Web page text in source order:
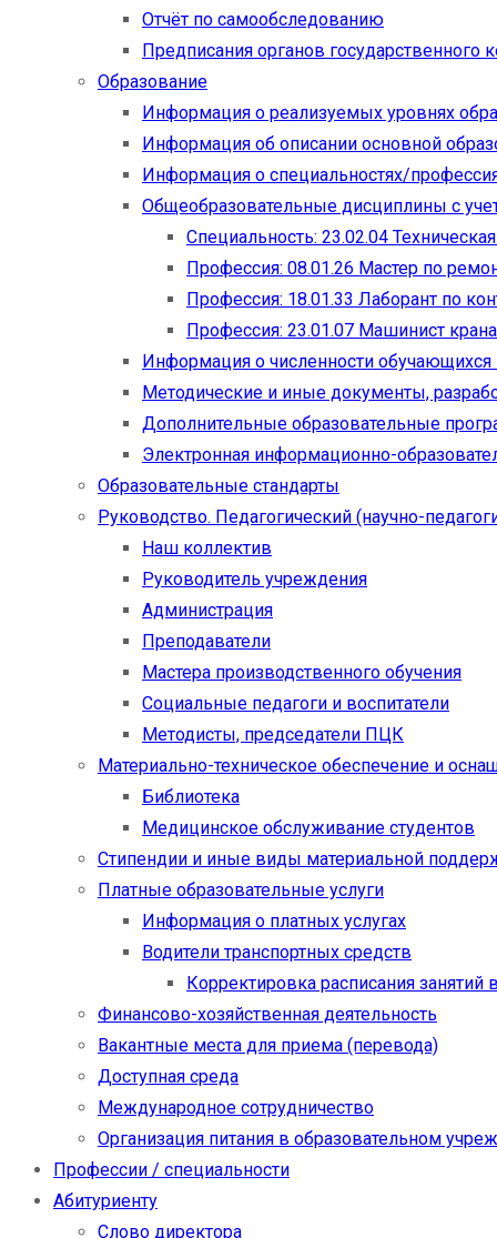
Отчёт по самообследованию
Предписания органов государственного
Образование
Информация о реализуемых уровнях
Информация об описании основной
Информация о специальностях/
Общеобразовательные дисциплины с
Специальность: 23.02.04
Профессия: 08.01.26 Мастер по
Профессия: 18.01.33 Лаборант по
Профессия: 23.01.07 Машинист
Информация о численности
Методические и иные документы,
Дополнительные образовательные
Электронная информационно-
Образовательные стандарты
Руководство. Педагогический (научно-
Наш коллектив
Руководитель учреждения
Администрация
Преподаватели
Мастера производственного обучения
Социальные педагоги и воспитатели​
Методисты, председатели ПЦК
Материально-техническое обеспечение и
Библиотека
Медицинское обслуживание студентов
Стипендии и иные виды материальной
Платные образовательные услуги
Информация о платных услугах
Водители транспортных средств
Корректировка расписания занятий
Финансово-хозяйственная деятельность
Вакантные места для приема (перевода)
Доступная среда
Международное сотрудничество
Организация питания в образовательном
Профессии / специальности
Абитуриенту
Слово директора